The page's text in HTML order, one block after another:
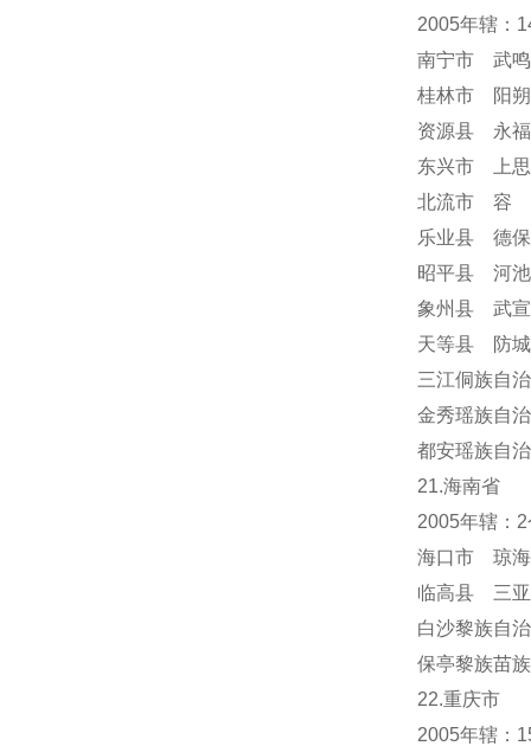
2005年辖：
南宁市 武
桂林市 阳
资源县 永
东兴市 上
北流市 容
乐业县 德
昭平县 河
象州县 武
天等县 防
三江侗族自
金秀瑶族自
都安瑶族自
21.海南省
2005年辖：
海口市 琼
临高县 三
白沙黎族自
保亭黎族苗
22.重庆市
2005年辖